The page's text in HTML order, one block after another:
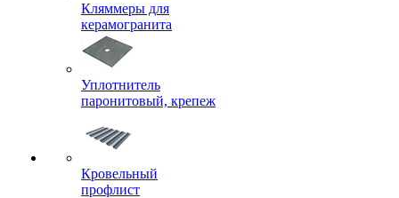
Кляммеры для
керамогранита
Уплотнитель
паронитовый, крепеж
Кровельный
профлист